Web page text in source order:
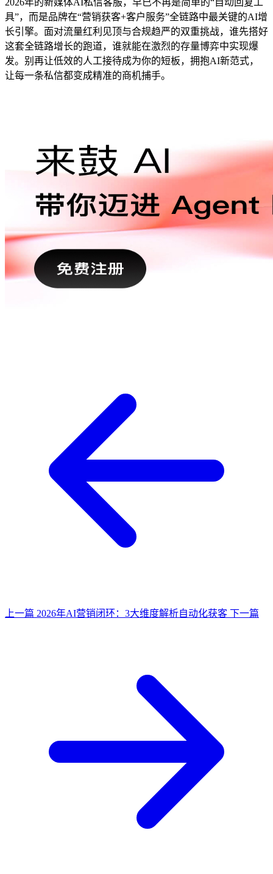
具”，而是品牌在“营销获客+客户服务”全链路中最关键的AI增
长引擎。面对流量红利见顶与合规趋严的双重挑战，谁先搭好
这套全链路增长的跑道，谁就能在激烈的存量博弈中实现爆
发。别再让低效的人工接待成为你的短板，拥抱AI新范式，
让每一条私信都变成精准的商机捕手。
上一篇 2026年AI营销闭环：3大维度解析自动化获客 下一篇